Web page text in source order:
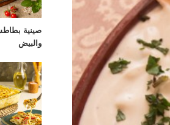
صينية
والبيض